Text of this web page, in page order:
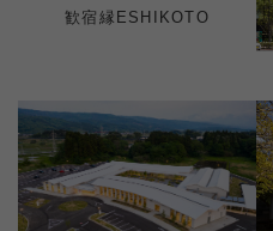
歓宿縁ESHIKOTO